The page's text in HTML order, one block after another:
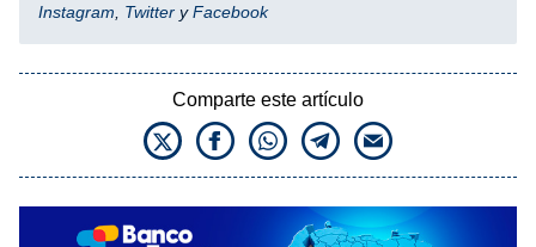
Instagram
Twitter yFacebook
Comparte este artículo